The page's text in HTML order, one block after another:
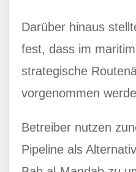
Darüber hinaus
fest, dass im
strategische
vorgenommen
Betreiber nutzen
Pipeline als